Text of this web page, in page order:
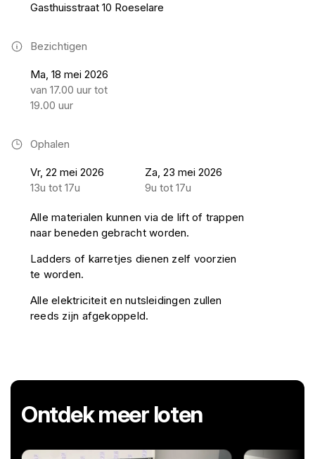
Gasthuisstraat 10 Roeselare
Bezichtigen
Ma, 18 mei 2026
van 17.00 uur tot
19.00 uur
Ophalen
Vr, 22 mei 2026
13u tot 17u
Za, 23 mei 2026
9u tot 17u
Alle materialen kunnen via de lift of trappen
naar beneden gebracht worden.
Ladders of karretjes dienen zelf voorzien
te worden.
Alle elektriciteit en nutsleidingen zullen
reeds zijn afgekoppeld.
Ontdek meer loten